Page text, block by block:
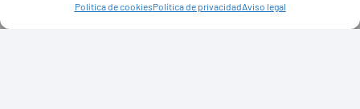
Política de cookiesPolítica de privacidadAviso legal